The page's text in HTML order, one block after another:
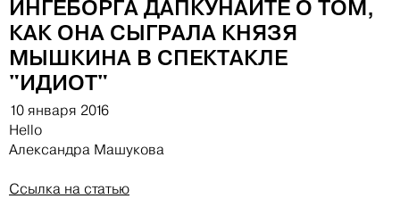
ИНГЕБОРГА ДАПКУНАЙТЕ О ТОМ,
КАК ОНА СЫГРАЛА КНЯЗЯ
МЫШКИНА В СПЕКТАКЛЕ
"ИДИОТ"
10 января 2016
Hello
Александра Машукова
Ссылка на статью